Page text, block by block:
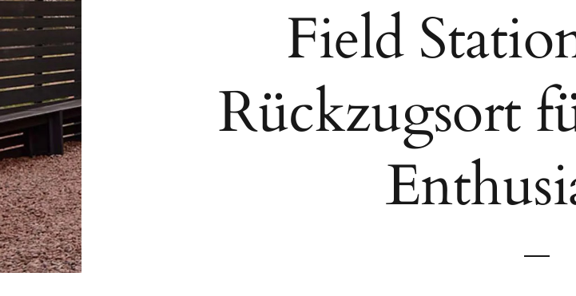
Field
Rückzugsort